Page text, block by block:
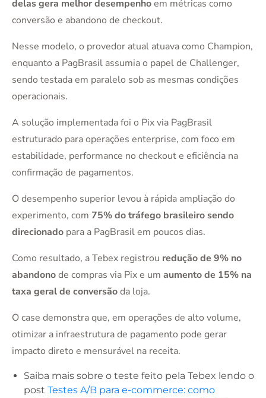
delas gera melhor desempenhoem métricas como
conversão e abandono de checkout.
Nesse modelo, o provedor atual atuava como Champion,
enquanto a PagBrasil assumia o papel de Challenger,
sendo testada em paralelo sob as mesmas condições
operacionais.
A solução implementada foi o Pix via PagBrasil
estruturado para operações enterprise, com foco em
estabilidade, performance no checkout e eficiência na
confirmação de pagamentos.
O desempenho superior levou à rápida ampliação do
experimento, com 75% do tráfego brasileiro sendo
direcionado para a PagBrasil em poucos dias.
Como resultado, a Tebex registrou redução de 9% no
abandonode compras via Pix e um aumento de 15% na
taxa geral de conversãoda loja.
O case demonstra que, em operações de alto volume,
otimizar a infraestrutura de pagamento pode gerar
impacto direto e mensurável na receita.
Saiba mais sobre o teste feito pela Tebex lendo o
post Testes A/B para e-commerce: como